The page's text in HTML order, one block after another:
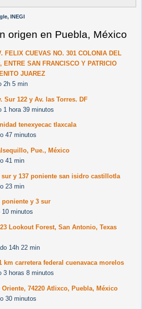
INEGI
origen en Puebla, México
FELIX CUEVAS NO. 301 COLONIA DEL
ENTRE SAN FRANCISCO Y PATRICIO
JUAREZ
2h 5 min
Sur 122 y Av. las Torres. DF
1 hora 39 minutos
tenexyecac tlaxcala
47 minutos
Pue., México
41 min
sur y 137 poniente san isidro castillotla
23 min
poniente y 3 sur
minutos
Lookout Forest, San Antonio, Texas
14h 22 min
km carretera federal cuenavaca morelos
3 horas 8 minutos
Oriente, 74220 Atlixco, Puebla, México
30 minutos